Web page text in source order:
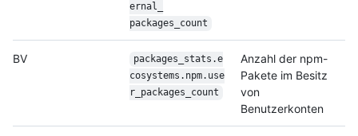
ernal_
packages_count
BV
packages_stats.e
cosystems.npm.use
r_ packages_count
Anzahl der npm-
Pakete im Besitz
von
Benutzerkonten